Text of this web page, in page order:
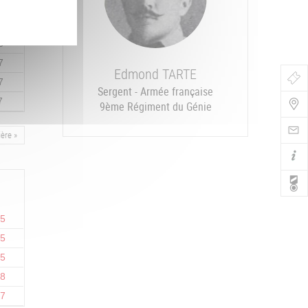
de
»
Edmond TARTE
Sergent - Armée française
9ème Régiment du Génie